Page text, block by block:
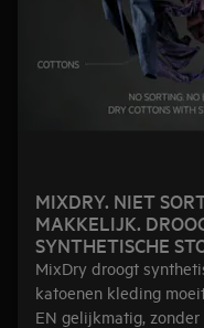
MIXDRY. NIET
MAKKELIJK.
SYNTHETISCHE
MixDry droogt
katoenen kleding
EN gelijkmatig,